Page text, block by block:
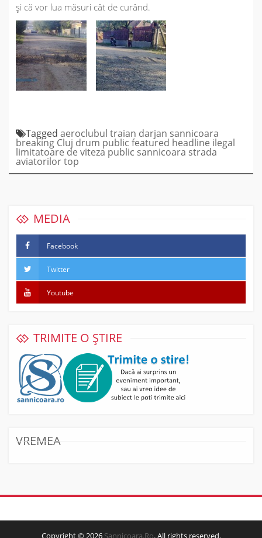
și că vor lua măsuri cât de curând.
Tagged aeroclubul traian darjan sannicoara
breaking Cluj drum public featured headline ilegal
limitatoare de viteza public sannicoara strada
aviatorilortop
MEDIA
Facebook
Twitter
Youtube
TRIMITE O ȘTIRE
VREMEA
Copyright © 2026 Sannicoara.Ro. All rights reserved.